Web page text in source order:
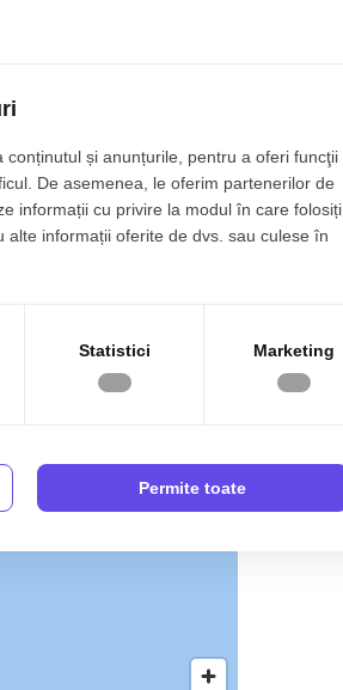
și potențialul
aproape de mare sau o
și anunțurile, pentru a oferi funcţii
De asemenea, le oferim partenerilor de
informații cu privire la modul în care folosiți
alte informații oferite de dvs. sau culese în
Statistici Marketing
Permite toate